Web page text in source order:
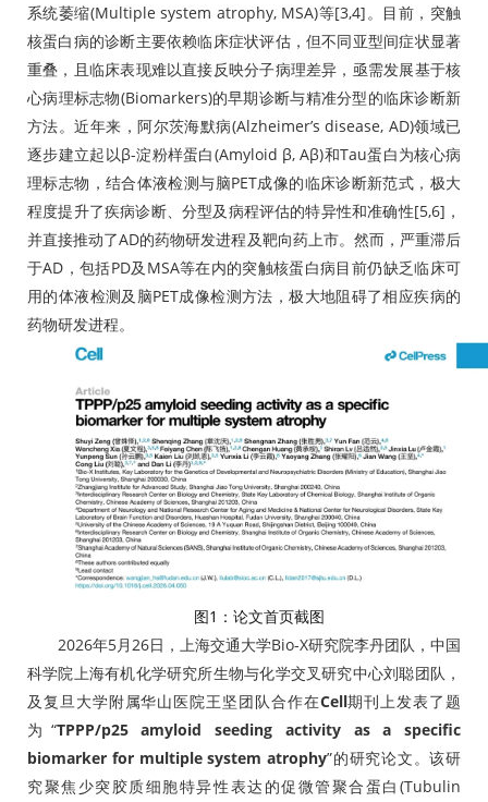
系统萎缩(Multiple system atrophy, MSA)等[3,4]。目前，突触
核蛋白病的诊断主要依赖临床症状评估，但不同亚型间症状显著
重叠，且临床表现难以直接反映分子病理差异，亟需发展基于核
心病理标志物(Biomarkers)的早期诊断与精准分型的临床诊断新
方法。近年来，阿尔茨海默病(Alzheimer’s disease, AD)领域已
逐步建立起以β-淀粉样蛋白(Amyloid β, Aβ)和Tau蛋白为核心病
理标志物，结合体液检测与脑PET成像的临床诊断新范式，极大
程度提升了疾病诊断、分型及病程评估的特异性和准确性[5,6]，
并直接推动了AD的药物研发进程及靶向药上市。然而，严重滞后
于AD，包括PD及MSA等在内的突触核蛋白病目前仍缺乏临床可
用的体液检测及脑PET成像检测方法，极大地阻碍了相应疾病的
药物研发进程。
图1：论文首页截图
2026年5月26日，上海交通大学Bio-X研究院李丹团队，中国
科学院上海有机化学研究所生物与化学交叉研究中心刘聪团队，
及复旦大学附属华山医院王坚团队合作在Cell期刊上发表了题
为“TPPP/p25 amyloid seeding activity as a specific
biomarker for multiple system atrophy”的研究论文。该研
究聚焦少突胶质细胞特异性表达的促微管聚合蛋白(Tubulin